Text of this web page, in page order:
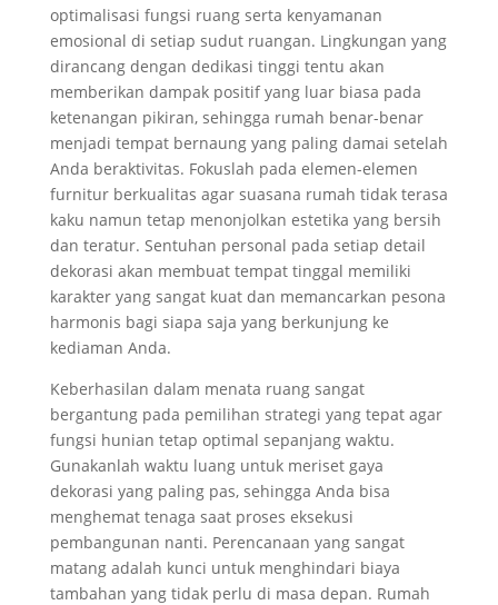
optimalisasi fungsi ruang serta kenyamanan
emosional di setiap sudut ruangan. Lingkungan yang
dirancang dengan dedikasi tinggi tentu akan
memberikan dampak positif yang luar biasa pada
ketenangan pikiran, sehingga rumah benar-benar
menjadi tempat bernaung yang paling damai setelah
Anda beraktivitas. Fokuslah pada elemen-elemen
furnitur berkualitas agar suasana rumah tidak terasa
kaku namun tetap menonjolkan estetika yang bersih
dan teratur. Sentuhan personal pada setiap detail
dekorasi akan membuat tempat tinggal memiliki
karakter yang sangat kuat dan memancarkan pesona
harmonis bagi siapa saja yang berkunjung ke
kediaman Anda.
Keberhasilan dalam menata ruang sangat
bergantung pada pemilihan strategi yang tepat agar
fungsi hunian tetap optimal sepanjang waktu.
Gunakanlah waktu luang untuk meriset gaya
dekorasi yang paling pas, sehingga Anda bisa
menghemat tenaga saat proses eksekusi
pembangunan nanti. Perencanaan yang sangat
matang adalah kunci untuk menghindari biaya
tambahan yang tidak perlu di masa depan. Rumah